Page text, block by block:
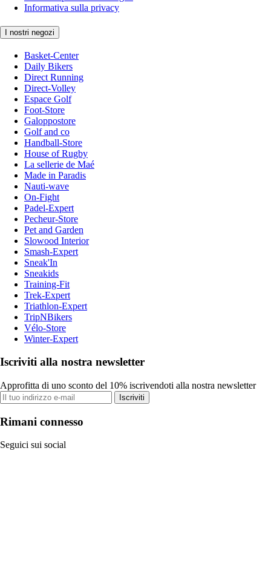
Informativa sulla privacy
I nostri negozi
Basket-Center
Daily Bikers
Direct Running
Direct-Volley
Espace Golf
Foot-Store
Galoppostore
Golf and co
Handball-Store
House of Rugby
La sellerie de Maé
Made in Paradis
Nauti-wave
On-Fight
Padel-Expert
Pecheur-Store
Pet and Garden
Slowood Interior
Smash-Expert
Sneak'In
Sneakids
Training-Fit
Trek-Expert
Triathlon-Expert
TripNBikers
Vélo-Store
Winter-Expert
Iscriviti alla nostra newsletter
Approfitta di uno sconto del 10% iscrivendoti alla nostra newsletter
Iscriviti
Rimani connesso
Seguici sui social